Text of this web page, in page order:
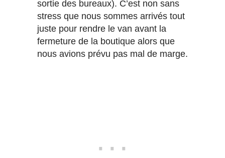
sortie des bureaux). C’est non sans
stress que nous sommes arrivés tout
juste pour rendre le van avant la
fermeture de la boutique alors que
nous avions prévu pas mal de marge.